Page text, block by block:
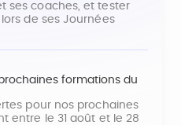
ses coaches, et tester
de ses Journées
formations du
pour nos prochaines
entre le 31 août et le 28